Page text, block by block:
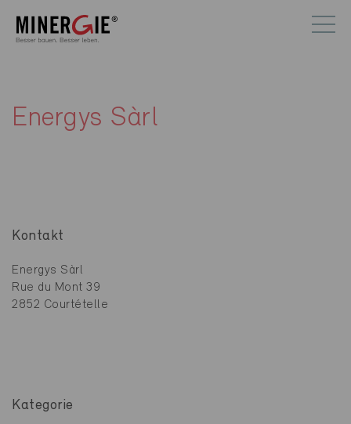
Energys Sàrl
Kontakt
Energys Sàrl
Rue du Mont 39
2852 Courtételle
Kategorie